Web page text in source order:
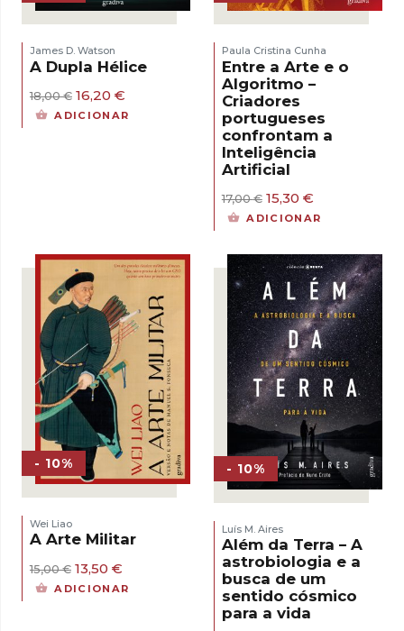
James D. Watson
A Dupla Hélice
18,00€ O
preço
16,20 €
preço
ADICIONAR
Paula Cristina Cunha
Entre a Arte e o
Algoritmo –
Criadores
portugueses
confrontam a
Inteligência
Artificial
17,00€ O
preço
17,00 €.
15,30 €O
preço
15,30 €.
ADICIONAR
- 10%
Wei Liao
A Arte Militar
15,00€ O
preço
original
13,50 €
preço
atual
ADICIONAR
- 10%
Luís M. Aires
Além da Terra – A
astrobiologia e a
busca de um
sentido cósmico
para a vida